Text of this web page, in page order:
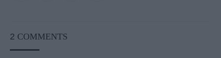
2 COMMENTS